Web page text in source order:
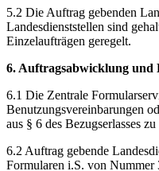
5.2 Die Auftrag gebenden
Landesdienststellen sind
Einzelaufträgen geregelt.
6. Auftragsabwicklung und
6.1 Die Zentrale
Benutzungsvereinbarungen
aus § 6 des Bezugserlasses zu
6.2 Auftrag gebende
Formularen i.S. von Nummer